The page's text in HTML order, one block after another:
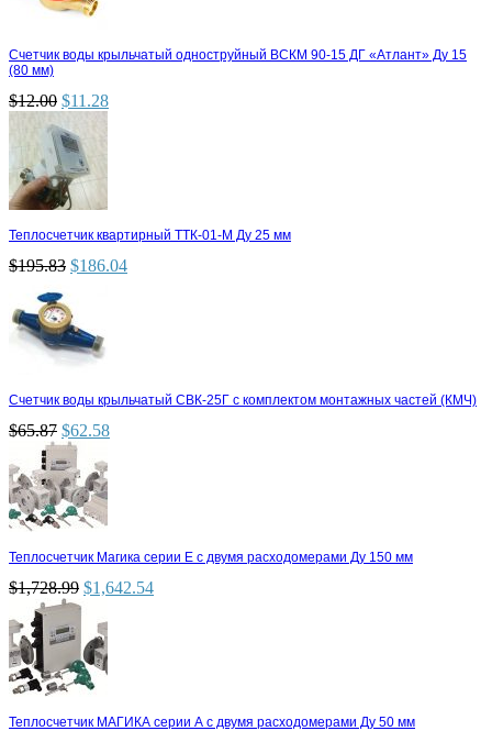
Счетчик воды крыльчатый одноструйный ВСКМ 90-15 ДГ «Атлант» Ду 15
(80 мм)
$12.00 $11.28
Теплосчетчик квартирный ТТК-01-М Ду 25 мм
$195.83 $186.04
Счетчик воды крыльчатый СВК-25Г с комплектом монтажных частей (КМЧ)
$65.87 $62.58
Теплосчетчик Магика серии Е с двумя расходомерами Ду 150 мм
$1,728.99 $1,642.54
Теплосчетчик МАГИКА серии А с двумя расходомерами Ду 50 мм